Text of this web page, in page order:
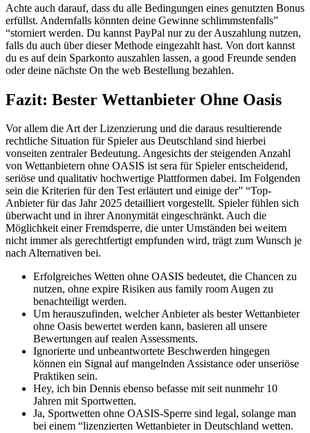
Achte auch darauf, dass du alle Bedingungen eines genutzten Bonus
erfüllst. Andernfalls könnten deine Gewinne schlimmstenfalls”
“storniert werden. Du kannst PayPal nur zu der Auszahlung nutzen,
falls du auch über dieser Methode eingezahlt hast. Von dort kannst
du es auf dein Sparkonto auszahlen lassen, a good Freunde senden
oder deine nächste On the web Bestellung bezahlen.
Fazit: Bester Wettanbieter Ohne Oasis
Vor allem die Art der Lizenzierung und die daraus resultierende
rechtliche Situation für Spieler aus Deutschland sind hierbei
vonseiten zentraler Bedeutung. Angesichts der steigenden Anzahl
von Wettanbietern ohne OASIS ist sera für Spieler entscheidend,
seriöse und qualitativ hochwertige Plattformen dabei. Im Folgenden
sein die Kriterien für den Test erläutert und einige der” “Top-
Anbieter für das Jahr 2025 detailliert vorgestellt. Spieler fühlen sich
überwacht und in ihrer Anonymität eingeschränkt. Auch die
Möglichkeit einer Fremdsperre, die unter Umständen bei weitem
nicht immer als gerechtfertigt empfunden wird, trägt zum Wunsch je
nach Alternativen bei.
Erfolgreiches Wetten ohne OASIS bedeutet, die Chancen zu
nutzen, ohne expire Risiken aus family room Augen zu
benachteiligt werden.
Um herauszufinden, welcher Anbieter als bester Wettanbieter
ohne Oasis bewertet werden kann, basieren all unsere
Bewertungen auf realen Assessments.
Ignorierte und unbeantwortete Beschwerden hingegen
können ein Signal auf mangelnden Assistance oder unseriöse
Praktiken sein.
Hey, ich bin Dennis ebenso befasse mit seit nunmehr 10
Jahren mit Sportwetten.
Ja, Sportwetten ohne OASIS-Sperre sind legal, solange man
bei einem “lizenzierten Wettanbieter in Deutschland wetten.